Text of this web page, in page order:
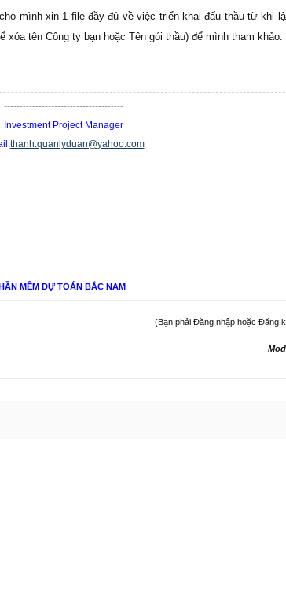
mình xin 1 file đầy đủ về việc triển khai đấu thầu từ khi
tên Công ty bạn hoặc Tên gói thầu) để mình tham khảo.
--------------------------------------
Investment Project Manager
thanh.quanlyduan@yahoo.com
MỀM DỰ TOÁN BẮC NAM
(Bạn phải Đăng nhập hoặc Đăng